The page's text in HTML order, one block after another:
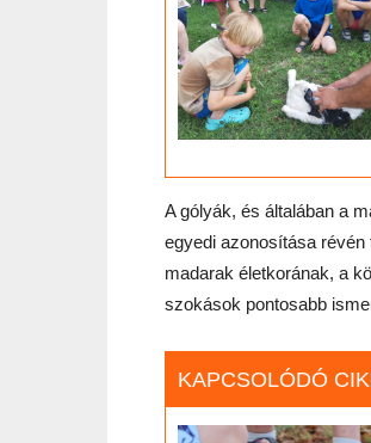
A gólyák, és általában a
egyedi azonosítása
madarak életkorának, a
szokások pontosabb
KAPCSOLÓDÓ